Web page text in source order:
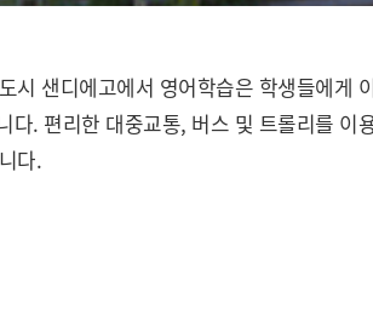
샌디에고에서 영어학습은 학생들에게
. 편리한 대중교통, 버스 및 트롤리를
다.